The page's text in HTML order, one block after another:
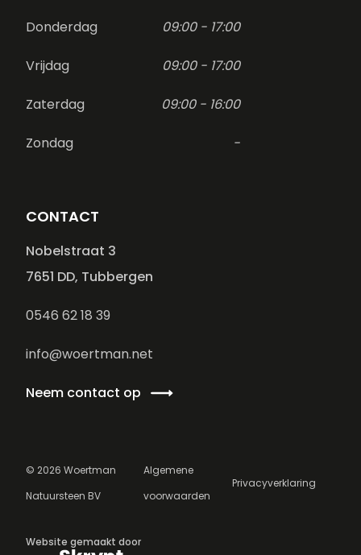
Donderdag 09:00 - 17:00
Vrijdag 09:00 - 17:00
Zaterdag 09:00 - 16:00
Zondag -
CONTACT
Nobelstraat 3
7651 DD, Tubbergen
0546 62 18 39
info@woertman.net
Neem contact op
© 2026 Woertman
Natuursteen BV
Algemene
voorwaarden
Privacyverklaring
Website gemaakt door